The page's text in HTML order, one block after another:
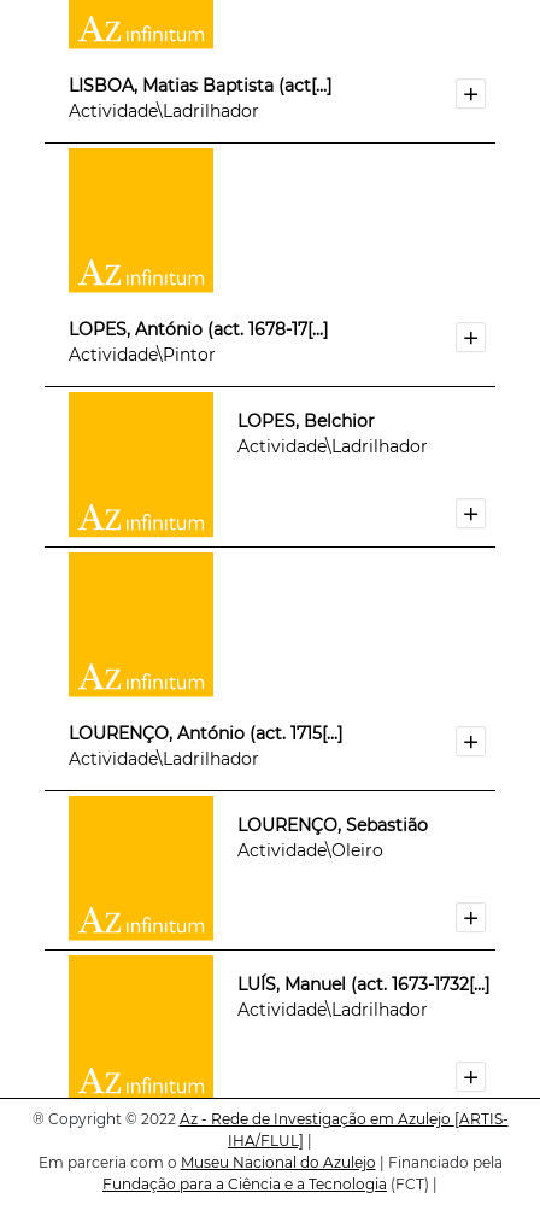
LISBOA, Matias Baptista (act[...]
Actividade\Ladrilhador
LOPES, António (act. 1678-17[...]
Actividade\Pintor
LOPES, Belchior
Actividade\Ladrilhador
LOURENÇO, António (act. 1715[...]
Actividade\Ladrilhador
LOURENÇO, Sebastião
Actividade\Oleiro
LUÍS, Manuel (act. 1673-1732[...]
Actividade\Ladrilhador
LUÍS, Mateus (1667 - 1712)
Actividade\Oleiro
® Copyright © 2022 Az - Rede de Investigação em Azulejo [ARTIS-
IHA/FLUL]
Em parceria com o Museu Nacional do Azulejo | Financiado pela
Fundação para a Ciência e a Tecnologia (FCT) |